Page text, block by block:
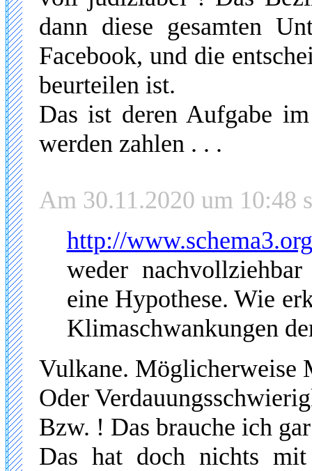
dann diese gesamten
Facebook, und die
beurteilen ist.
Das ist deren Aufgabe
werden zahlen . . .
Am 30.11.2020 um 10:48
http://
weder
eine Hypothese. Wie
Klimaschwankungen
Vulkane. Möglicherweise
Oder
Bzw. ! Das brauche ich
Das hat doch nichts